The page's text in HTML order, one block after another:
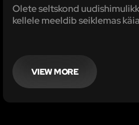
Olete seltskond
kellele meeldib seiklemas
läheduses paikneb vaid üks
mahajäetud maja.
VIEW MORE